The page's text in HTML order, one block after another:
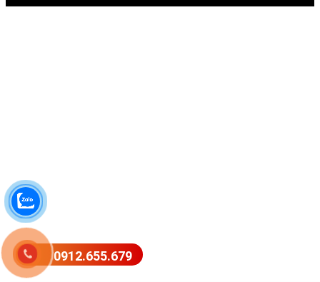
0912.655.679